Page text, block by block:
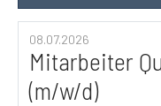
08.07.2026
Mitarbeiter
(m/w/d)